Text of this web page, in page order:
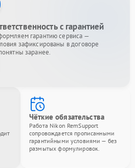
с гарантией
гарантию сервиса —
зафиксированы в договоре
заранее.
Чёткие обязательства
Работа Nikon RemSupport
сопровождается прописанными
гарантийными условиями — без
размытых формулировок.